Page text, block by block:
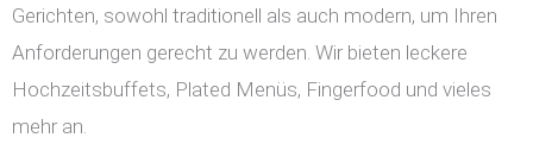
Gerichten, sowohl traditionell als auch modern, um Ihren
Anforderungen gerecht zu werden. Wir bieten leckere
Hochzeitsbuffets, Plated Menüs, Fingerfood und vieles
mehr an.